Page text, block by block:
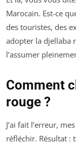
Marocain. Est-ce
des touristes, des
adopter la djellaba
l’assumer
Comment
rouge ?
J’ai fait l’erreur,
réfléchir. Résultat :